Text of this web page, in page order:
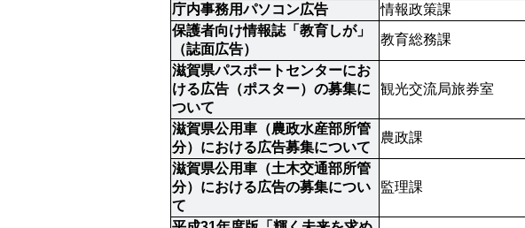
庁内事務用パソコン広告
情報政策課
保護者向け情報誌「教育しが」
（誌面広告）
教育総務課
滋賀県パスポートセンターにお
ける広告（ポスター）の募集に
ついて
観光交流局旅券室
滋賀県公用車（農政水産部所管
分）における広告募集について
農政課
滋賀県公用車（土木交通部所管
分）における広告の募集につい
て
監理課